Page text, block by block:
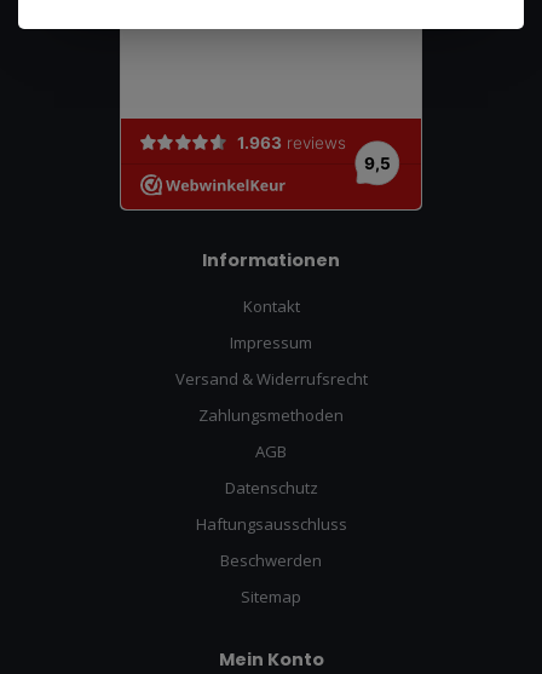
Informationen
Kontakt
Impressum
Versand & Widerrufsrecht
Zahlungsmethoden
AGB
Datenschutz
Haftungsausschluss
Beschwerden
Sitemap
Mein Konto